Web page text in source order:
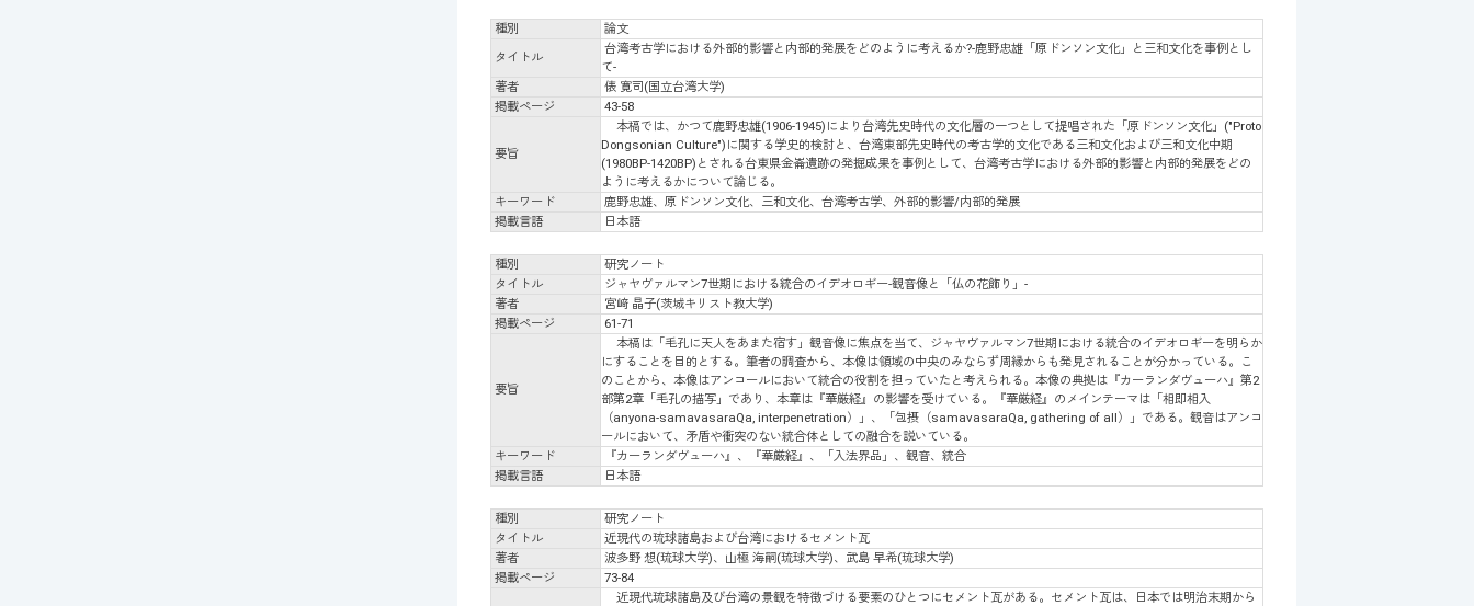
種別
論文
タイトル
台湾考古学における外部的影響と内部的発展をどのように考えるか?-鹿野忠雄「原ドンソン文化」と三和文化を事例とし
て-
著者
俵 寛司(国立台湾大学)
掲載ページ
43-58
要旨
本稿では、かつて鹿野忠雄(1906-1945)により台湾先史時代の文化層の一つとして提唱された「原ドンソン文化」("Proto
Dongsonian Culture")に関する学史的検討と、台湾東部先史時代の考古学的文化である三和文化および三和文化中期
(1980BP-1420BP)とされる台東県金崙遺跡の発掘成果を事例として、台湾考古学における外部的影響と内部的発展をどの
ように考えるかについて論じる。
キーワード
鹿野忠雄、原ドンソン文化、三和文化、台湾考古学、外部的影響/内部的発展
掲載言語
日本語
種別
研究ノート
タイトル
ジャヤヴァルマン7世期における統合のイデオロギー-観音像と「仏の花飾り」-
著者
宮﨑 晶子(茨城キリスト教大学)
掲載ページ
61-71
要旨
本稿は「毛孔に天人をあまた宿す」観音像に焦点を当て、ジャヤヴァルマン7世期における統合のイデオロギーを明らか
にすることを目的とする。筆者の調査から、本像は領域の中央のみならず周縁からも発見されることが分かっている。こ
のことから、本像はアンコールにおいて統合の役割を担っていたと考えられる。本像の典拠は『カーランダヴューハ』第2
部第2章「毛孔の描写」であり、本章は『華厳経』の影響を受けている。『華厳経』のメインテーマは「相即相入
（anyona-samavasaraQa, interpenetration）」、「包摂（samavasaraQa, gathering of all）」である。観音はアンコ
ールにおいて、矛盾や衝突のない統合体としての融合を説いている。
キーワード
『カーランダヴューハ』、『華厳経』、「入法界品」、観音、統合
掲載言語
日本語
種別
研究ノート
タイトル
近現代の琉球諸島および台湾におけるセメント瓦
著者
波多野 想(琉球大学)、山極 海嗣(琉球大学)、武島 早希(琉球大学)
掲載ページ
73-84
近現代琉球諸島及び台湾の景観を特徴づける要素のひとつにセメント瓦がある。セメント瓦は、日本では明治末期から